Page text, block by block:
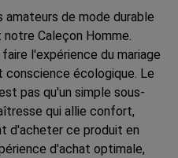
amateurs de mode durable
Caleçon Homme.
l'expérience du mariage
écologique. Le
pas qu'un simple sous-
qui allie confort,
d'acheter ce produit en
d'achat optimale,